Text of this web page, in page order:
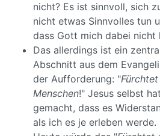
nicht? Es ist sinnvoll, sich
nicht etwas Sinnvolles tun
dass Gott mich dabei nicht
Das allerdings ist ein
Abschnitt aus dem
der Aufforderung: "
Menschen!" Jesus selbst
gemacht, dass es
als ich es je erleben werde.